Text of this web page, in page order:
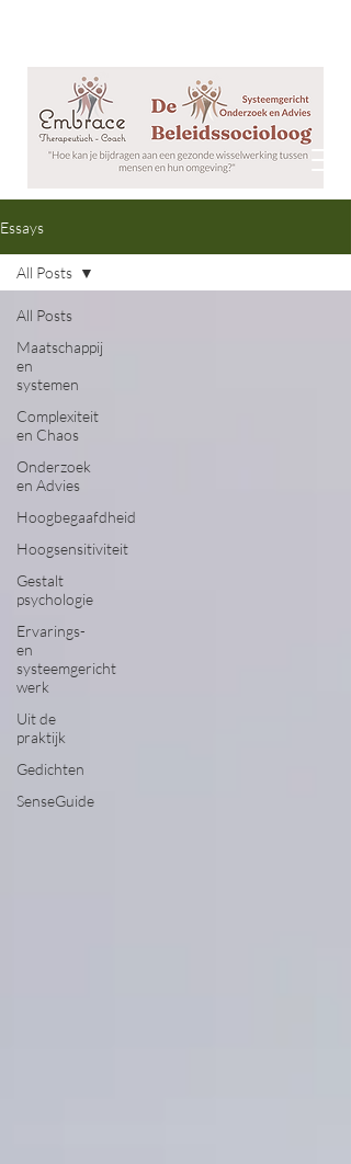
Essays
All Posts
Maatschappij
en
systemen
Complexiteit
en Chaos
Onderzoek
en Advies
Hoogbegaafdheid
Hoogsensitiviteit
Gestalt
psychologie
Ervarings-
en
systeemgericht
werk
Uit de
praktijk
Gedichten
SenseGuide
All Posts